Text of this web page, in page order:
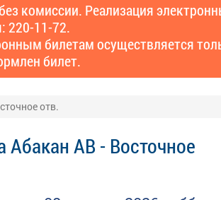
комиссии. Реализация
220-11-72.
билетам осуществляется
билет.
отв.
Абакан АВ - Восточное